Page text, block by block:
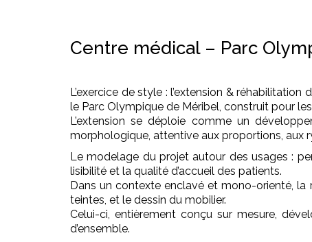
Centre médical – Parc
L’exercice de style : l’extension &
le Parc Olympique de Méribel, construit pour
L’extension se déploie comme un
morphologique, attentive aux proportions, aux
Le modelage du projet autour des usages :
lisibilité et la qualité d’accueil des patients.
Dans un contexte enclavé et mono-orienté, la
teintes, et le dessin du mobilier.
Celui-ci, entièrement conçu sur mesure,
d’ensemble.